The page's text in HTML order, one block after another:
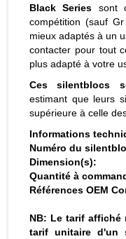
Black Series sont
compétition (sauf
mieux adaptés à un
contacter pour tout
plus adapté à votre
Ces silentblocs
estimant que leurs
supérieure à celle
Informations
Numéro du
Dimension(s):
Quantité à
Références OEM
NB: Le tarif affiché
tarif unitaire d'un